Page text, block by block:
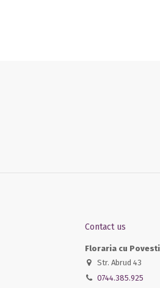
Contact us
Floraria cu Povesti
Str. Abrud 43
0744.385.925